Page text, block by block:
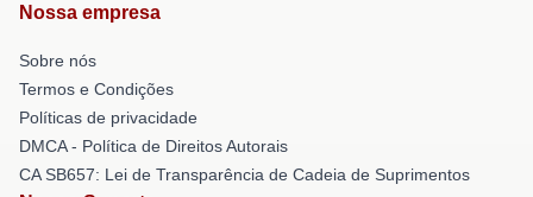
Nossa empresa
Sobre nós
Termos e Condições
Políticas de privacidade
DMCA - Política de Direitos Autorais
CA SB657: Lei de Transparência de Cadeia de Suprimentos